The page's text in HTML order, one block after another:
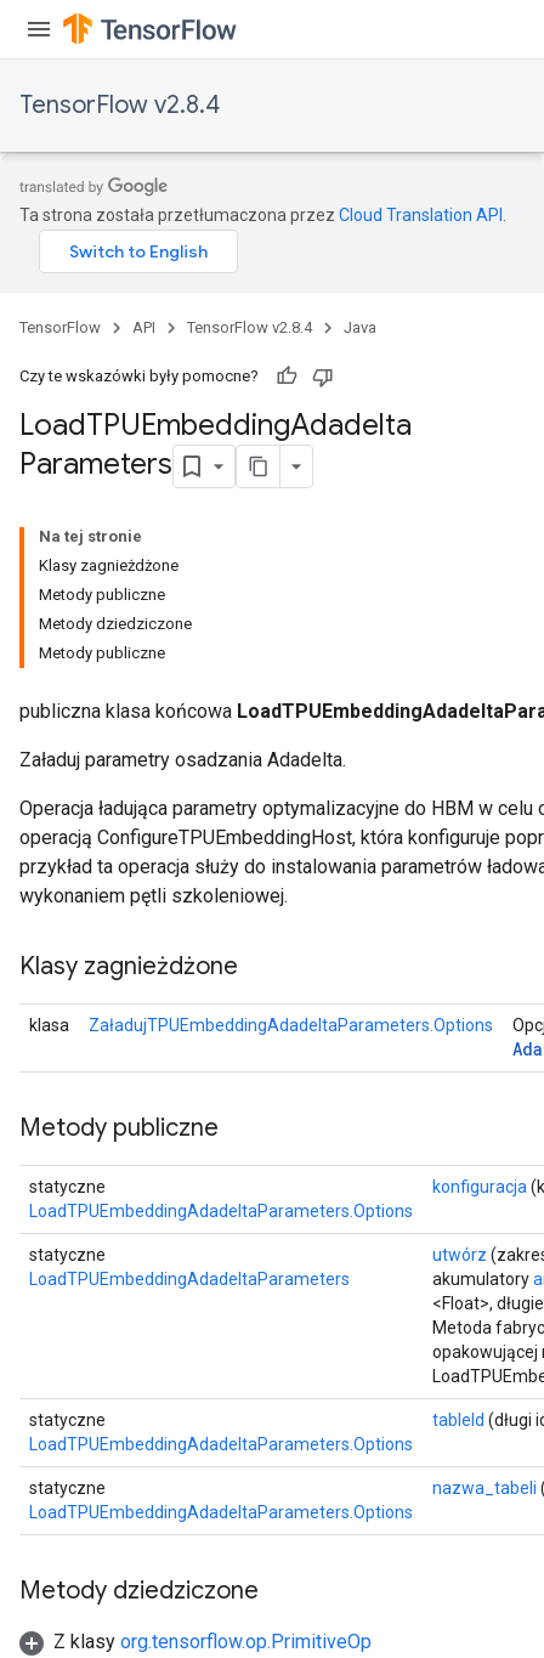
TensorFlow v2.8.4
Ta strona została przetłumaczona przez Cloud Translation API
TensorFlow API TensorFlow v2.8.4 Java
Czy te wskazówki były pomocne?
LoadTPUEmbeddingAdadelta
Parameters
Na tej stronie
Klasy zagnieżdżone
Metody publiczne
Metody dziedziczone
Metody publiczne
publiczna klasa końcowa
Załaduj parametry osadzania Adadelta.
Operacja ładująca parametry optymalizacyjne do HBM w
operacją ConfigureTPUEmbeddingHost, która konfiguruje
przykład ta operacja służy do instalowania parametrów
wykonaniem pętli szkoleniowej.
Klasy zagnieżdżone
klasa ZaładujTPUEmbeddingAdadeltaParameters.Options
Metody publiczne
statyczne
LoadTPUEmbeddingAdadeltaParameters.Options
konfiguracja
statyczne
LoadTPUEmbeddingAdadeltaParameters
utwórz
akumulatory
<Float>,
Metoda
opakowującej
statyczne
LoadTPUEmbeddingAdadeltaParameters.Options
tableId (długi
statyczne
LoadTPUEmbeddingAdadeltaParameters.Options
nazwa_tabeli
Metody dziedziczone
Z klasy org.tensorflow.op.PrimitiveOp